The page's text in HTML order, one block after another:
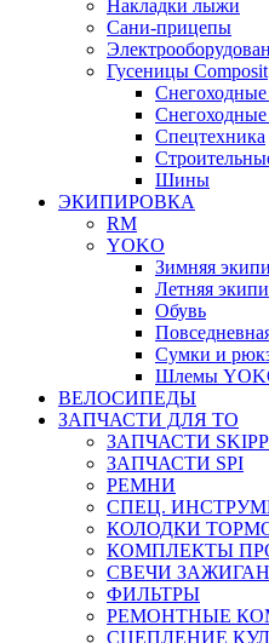
Накладки лыжи
Сани-прицепы
Гусеницы Composit
Снегоходные
Спецтехника
Шины
ЭКИПИРОВКА
RM
YOKO
Зимняя
Летняя
Обувь
Сумки и
Шлемы
ВЕЛОСИПЕДЫ
ЗАПЧАСТИ ДЛЯ ТО
ЗАПЧАСТИ
ЗАПЧАСТИ SPI
РЕМНИ
СПЕЦ.
КОЛОДКИ
КОМПЛЕКТЫ
СВЕЧИ
ФИЛЬТРЫ
РЕМОНТНЫЕ
СЦЕПЛЕНИЕ